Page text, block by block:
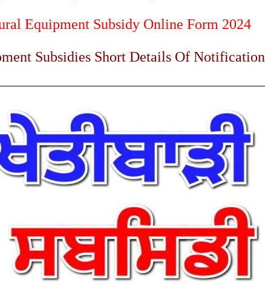
Equipment Subsidy Online Form 2024
Subsidies Short Details Of Notification